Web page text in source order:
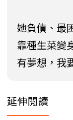
她負債、最
靠種生菜變
有夢想，我
延伸閱讀